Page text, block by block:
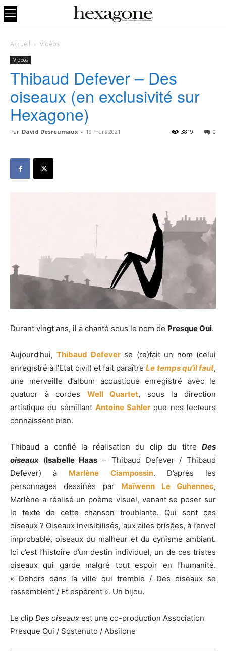
Accueil Vidéos
Vidéos
Thibaud Defever – Des
oiseaux (en exclusivité sur
Hexagone)
Par David Desreumaux - 19 mars 2021 0
3819
Durant vingt ans, il a chanté sous le nom de Presque Oui.
Aujourd’hui,Thibaud Defeverse (re)fait un nom (celui
enregistré à l’Etat civil) et fait paraîtreLe temps qu’il faut,
une merveille d’album acoustique enregistré avec le
quatuor à cordes Well Quartet, sous la direction
artistique du sémillant Antoine Sahler que nos lecteurs
connaissent bien.
Thibaud a confié la réalisation du clip du titre Des
oiseaux (Isabelle Haas – Thibaud Defever / Thibaud
Defever) à Marlène Ciampossin. D’après les
personnages dessinés par Maïwenn Le Guhennec,
Marlène a réalisé un poème visuel, venant se poser sur
le texte de cette chanson troublante. Qui sont ces
oiseaux ? Oiseaux invisibilisés, aux ailes brisées, à l’envol
improbable, oiseaux du malheur et du cynisme ambiant.
Ici c’est l’histoire d’un destin individuel, un de ces tristes
oiseaux qui garde malgré tout espoir en l’humanité.
« Dehors dans la ville qui tremble / Des oiseaux se
rassemblent / Et espèrent ». Un bijou.
Le clip Des oiseaux est une co-production Association
Presque Oui / Sostenuto / Absilone